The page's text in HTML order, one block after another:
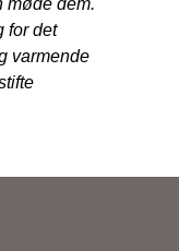
møde dem.
for det
varmende